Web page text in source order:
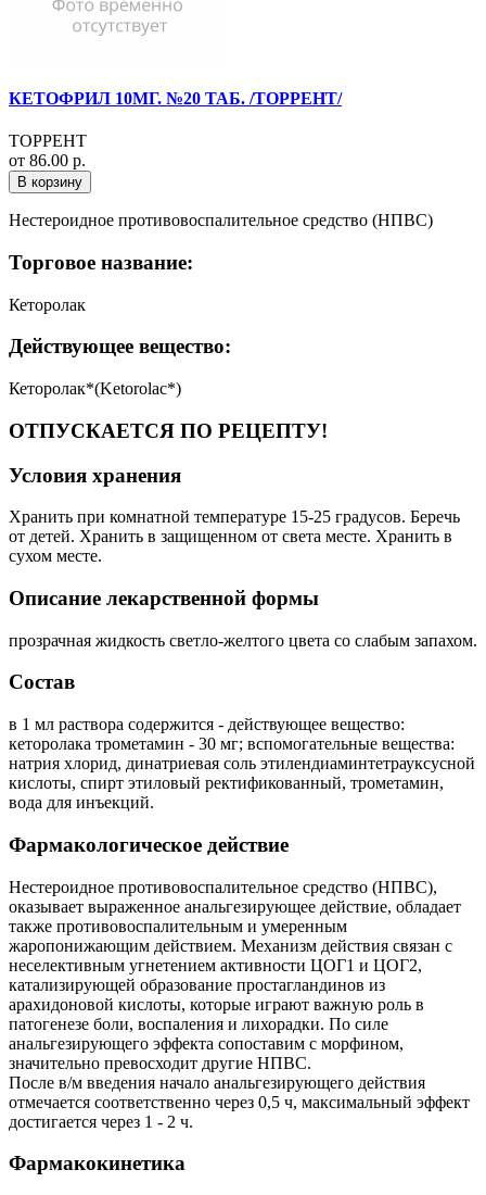
КЕТОФРИЛ 10МГ. №20 ТАБ. /ТОРРЕНТ/
ТОРРЕНТ
от 86.00 р.
В корзину
Нестероидное противовоспалительное средство (НПВС)
Торговое название:
Кеторолак
Действующее вещество:
Кеторолак*(Ketorolac*)
ОТПУСКАЕТСЯ ПО РЕЦЕПТУ!
Условия хранения
Хранить при комнатной температуре 15-25 градусов. Беречь
от детей. Хранить в защищенном от света месте. Хранить в
сухом месте.
Описание лекарственной формы
прозрачная жидкость светло-желтого цвета со слабым запахом.
Состав
в 1 мл раствора содержится - действующее вещество:
кеторолака трометамин - 30 мг; вспомогательные вещества:
натрия хлорид, динатриевая соль этилендиаминтетрауксусной
кислоты, спирт этиловый ректификованный, трометамин,
вода для инъекций.
Фармакологическое действие
Нестероидное противовоспалительное средство (НПВС),
оказывает выраженное анальгезирующее действие, обладает
также противовоспалительным и умеренным
жаропонижающим действием. Механизм действия связан с
неселективным угнетением активности ЦОГ1 и ЦОГ2,
катализирующей образование простагландинов из
арахидоновой кислоты, которые играют важную роль в
патогенезе боли, воспаления и лихорадки. По силе
анальгезирующего эффекта сопоставим с морфином,
значительно превосходит другие НПВС.
После в/м введения начало анальгезирующего действия
отмечается соответственно через 0,5 ч, максимальный эффект
достигается через 1 - 2 ч.
Фармакокинетика